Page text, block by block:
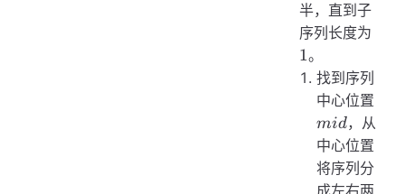
半，直到子
序列长度为
1。
找到序列
中心位置
mid，从
中心位置
将序列分